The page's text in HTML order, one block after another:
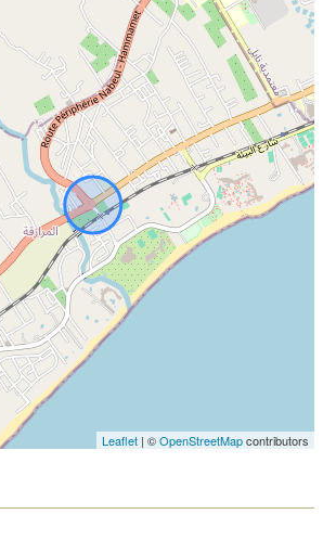
Leaflet | ©OpenStreetMapcontributors